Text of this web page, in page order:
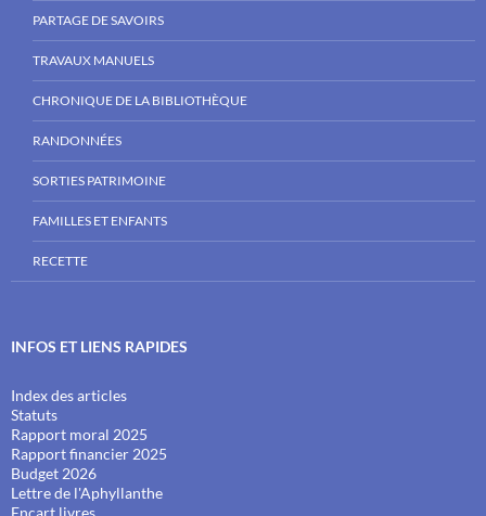
PARTAGE DE SAVOIRS
TRAVAUX MANUELS
CHRONIQUE DE LA BIBLIOTHÈQUE
RANDONNÉES
SORTIES PATRIMOINE
FAMILLES ET ENFANTS
RECETTE
INFOS ET LIENS RAPIDES
Index des articles
Statuts
Rapport moral 2025
Rapport financier 2025
Budget 2026
Lettre de l'Aphyllanthe
Encart livres